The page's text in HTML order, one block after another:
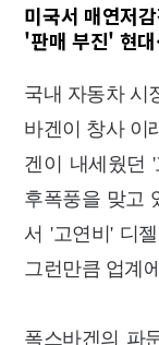
미국서 매연저
'판매 부진' 현대
국내 자동차 시
바겐이 창사 이
겐이 내세웠던
후폭풍을 맞고
서 '고연비' 디
그런만큼 업계
폭스바겐의 파